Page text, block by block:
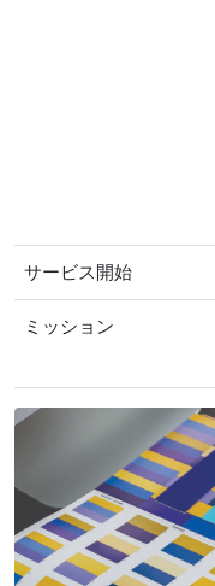
サービス開始
ミッション